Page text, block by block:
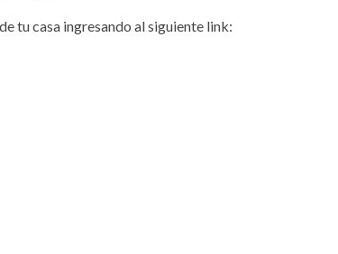
tu casa ingresando al siguiente link: